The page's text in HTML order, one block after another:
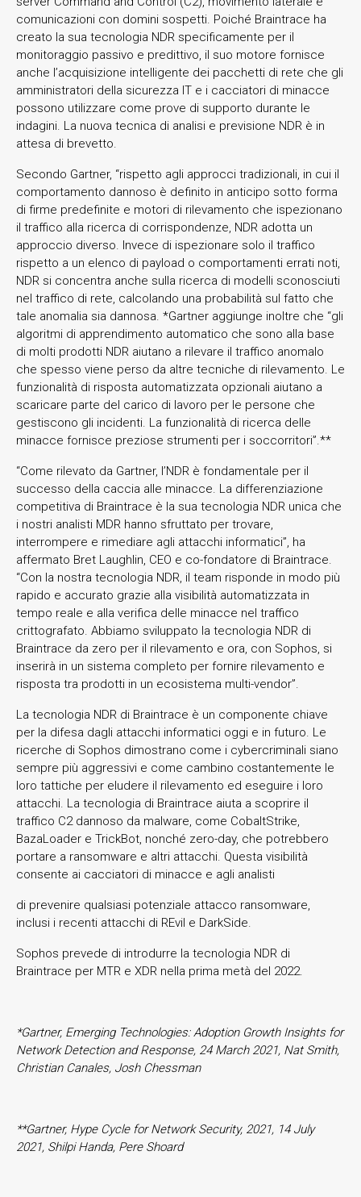
comunicazioni con domini sospetti. Poiché Braintrace ha
creato la sua tecnologia NDR specificamente per il
monitoraggio passivo e predittivo, il suo motore fornisce
anche l’acquisizione intelligente dei pacchetti di rete che gli
amministratori della sicurezza IT e i cacciatori di minacce
possono utilizzare come prove di supporto durante le
indagini. La nuova tecnica di analisi e previsione NDR è in
attesa di brevetto.
Secondo Gartner, “rispetto agli approcci tradizionali, in cui il
comportamento dannoso è definito in anticipo sotto forma
di firme predefinite e motori di rilevamento che ispezionano
il traffico alla ricerca di corrispondenze, NDR adotta un
approccio diverso. Invece di ispezionare solo il traffico
rispetto a un elenco di payload o comportamenti errati noti,
NDR si concentra anche sulla ricerca di modelli sconosciuti
nel traffico di rete, calcolando una probabilità sul fatto che
tale anomalia sia dannosa. *Gartner aggiunge inoltre che “gli
algoritmi di apprendimento automatico che sono alla base
di molti prodotti NDR aiutano a rilevare il traffico anomalo
che spesso viene perso da altre tecniche di rilevamento. Le
funzionalità di risposta automatizzata opzionali aiutano a
scaricare parte del carico di lavoro per le persone che
gestiscono gli incidenti. La funzionalità di ricerca delle
minacce fornisce preziose strumenti per i soccorritori”.**
“Come rilevato da Gartner, l’NDR è fondamentale per il
successo della caccia alle minacce. La differenziazione
competitiva di Braintrace è la sua tecnologia NDR unica che
i nostri analisti MDR hanno sfruttato per trovare,
interrompere e rimediare agli attacchi informatici”, ha
affermato Bret Laughlin, CEO e co-fondatore di Braintrace.
“Con la nostra tecnologia NDR, il team risponde in modo più
rapido e accurato grazie alla visibilità automatizzata in
tempo reale e alla verifica delle minacce nel traffico
crittografato. Abbiamo sviluppato la tecnologia NDR di
Braintrace da zero per il rilevamento e ora, con Sophos, si
inserirà in un sistema completo per fornire rilevamento e
risposta tra prodotti in un ecosistema multi-vendor”.
La tecnologia NDR di Braintrace è un componente chiave
per la difesa dagli attacchi informatici oggi e in futuro. Le
ricerche di Sophos dimostrano come i cybercriminali siano
sempre più aggressivi e come cambino costantemente le
loro tattiche per eludere il rilevamento ed eseguire i loro
attacchi. La tecnologia di Braintrace aiuta a scoprire il
traffico C2 dannoso da malware, come CobaltStrike,
BazaLoader e TrickBot, nonché zero-day, che potrebbero
portare a ransomware e altri attacchi. Questa visibilità
consente ai cacciatori di minacce e agli analisti
di prevenire qualsiasi potenziale attacco ransomware,
inclusi i recenti attacchi di REvil e DarkSide.
Sophos prevede di introdurre la tecnologia NDR di
Braintrace per MTR e XDR nella prima metà del 2022.
*Gartner, Emerging Technologies: Adoption Growth Insights for
Network Detection and Response, 24 March 2021, Nat Smith,
Christian Canales, Josh Chessman
**Gartner, Hype Cycle for Network Security, 2021, 14 July
2021, Shilpi Handa, Pere Shoard